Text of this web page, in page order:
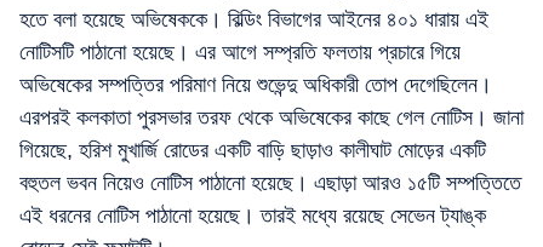
হতে বলা হয়েছে অভিষেককে। বিল্ডিং বিভাগের আইনের ৪০১ ধারায় এই
নোটিসটি পাঠানো হয়েছে। এর আগে সম্প্রতি ফলতায় প্রচারে গিয়ে
অভিষেকের সম্পত্তির পরিমাণ নিয়ে শুভেন্দু অধিকারী তোপ দেগেছিলেন।
এরপরই কলকাতা পুরসভার তরফ থেকে অভিষেকের কাছে গেল নোটিস। জানা
গিয়েছে, হরিশ মুখার্জি রোডের একটি বাড়ি ছাড়াও কালীঘাট মোড়ের একটি
বহুতল ভবন নিয়েও নোটিস পাঠানো হয়েছে। এছাড়া আরও ১৫টি সম্পত্তিতে
এই ধরনের নোটিস পাঠানো হয়েছে। তারই মধ্যে রয়েছে সেভেন ট্যাঙ্ক